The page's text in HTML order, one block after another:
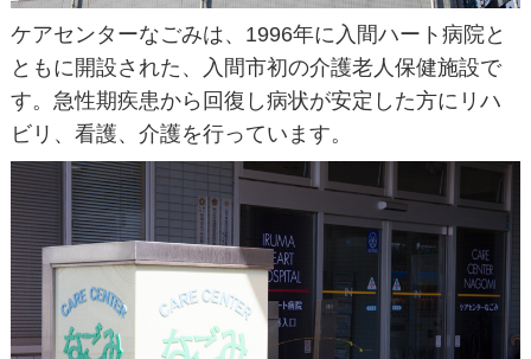
ケアセンターなごみは、1996年に入間ハート病院と
ともに開設された、入間市初の介護老人保健施設で
す。急性期疾患から回復し病状が安定した方にリハ
ビリ、看護、介護を行っています。